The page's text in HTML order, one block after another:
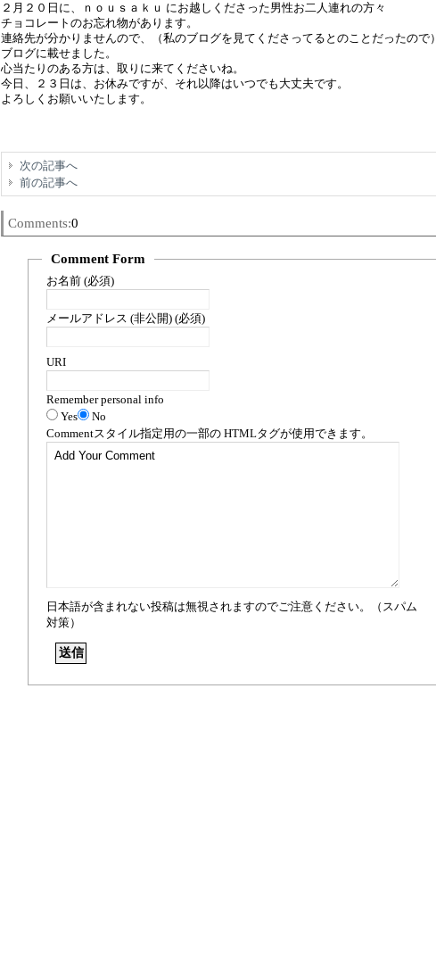
２月２０日に、ｎｏｕｓａｋｕ にお越しくださった男性お二人連れの方々
チョコレートのお忘れ物があります。
連絡先が分かりませんので、（私のブログを見てくださってるとのことだったので）
ブログに載せました。
心当たりのある方は、取りに来てくださいね。
今日、２３日は、お休みですが、それ以降はいつでも大丈夫です。
よろしくお願いいたします。
次の記事へ
前の記事へ
Comments:0
Comment Form
お名前 (必須)
メールアドレス (非公開) (必須)
URI
Remember personal info
Yes
No
Commentスタイル指定用の一部の HTMLタグが使用できます。
日本語が含まれない投稿は無視されますのでご注意ください。（スパム
対策）